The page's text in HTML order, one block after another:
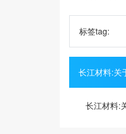
标签tag:
长江材料:关
长江材料: